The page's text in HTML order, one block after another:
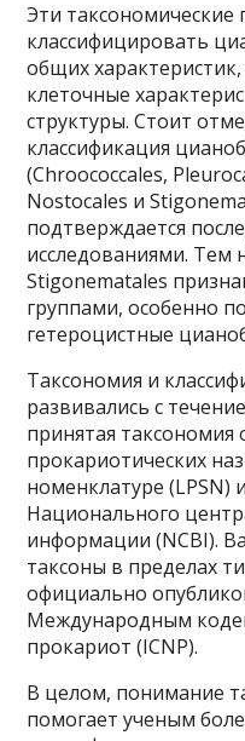
Эти
классифицировать
общих
клеточные
структуры. Стоит
классификация
(Chroococcales,
Nostocales и
подтверждается
исследованиями. Тем
Stigonematales
группами, особенно
гетероцистные
Таксономия и
развивались с
принятая таксономия
прокариотических
номенклатуре (LPSN)
Национального
информации (NCBI).
таксоны в пределах
официально
Международным
прокариот (ICNP).
В целом, понимание
помогает ученым